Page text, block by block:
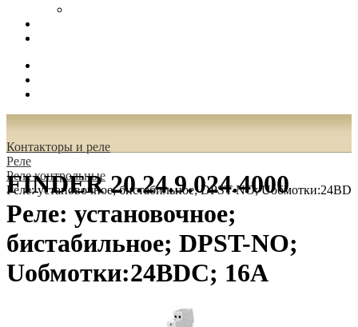
Контакторы и реле
Реле
Реле контрольные
Реле: установочное; бистабильное; DPST-NO;
FINDER 20.24.9.024.4000
Реле: установочное;
бистабильное; DPST-NO;
Uобмотки:24ВDC; 16А